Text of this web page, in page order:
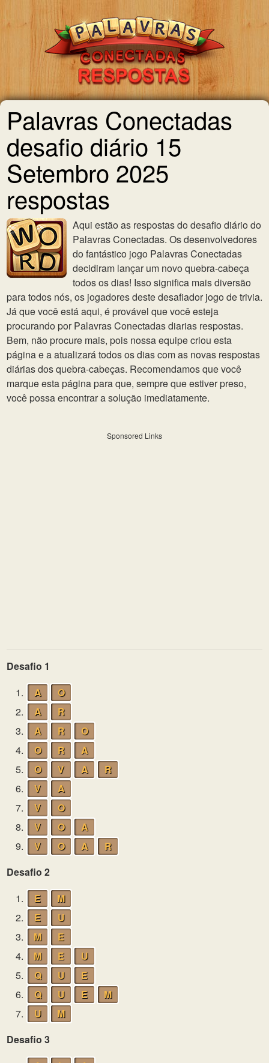
Palavras Conectadas
desafio diário 15
Setembro 2025
respostas
Aqui estão as respostas do desafio diário do
Palavras Conectadas. Os desenvolvedores
do fantástico jogo Palavras Conectadas
decidiram lançar um novo quebra-cabeça
todos os dias! Isso significa mais diversão
para todos nós, os jogadores deste desafiador jogo de trivia.
Já que você está aqui, é provável que você esteja
procurando por Palavras Conectadas diarias respostas.
Bem, não procure mais, pois nossa equipe criou esta
página e a atualizará todos os dias com as novas respostas
diárias dos quebra-cabeças. Recomendamos que você
marque esta página para que, sempre que estiver preso,
você possa encontrar a solução imediatamente.
Sponsored Links
Desafio 1
1.
A
O
2.
A
R
3.
A R
O
4.
O R
A
5.
O V A
R
6.
V
A
7.
V
O
8.
V O
A
9.
V O A
R
Desafio 2
1.
E
M
2.
E
U
3.
M
E
4.
M E
U
5.
Q U
E
6.
Q U E
M
7.
U
M
Desafio 3